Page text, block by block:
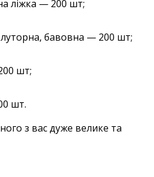
ліжка — 200 шт;
бавовна — 200 шт;
шт;
шт.
з вас дуже велике та